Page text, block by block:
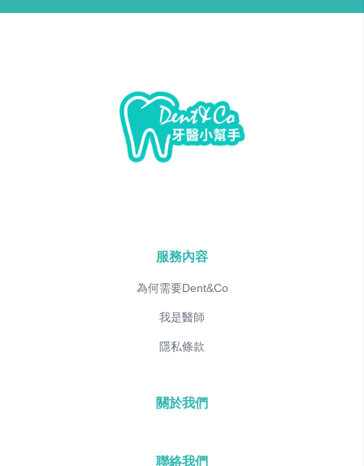
服務內容
為何需要Dent&Co
我是醫師
隱私條款
關於我們
聯絡我們